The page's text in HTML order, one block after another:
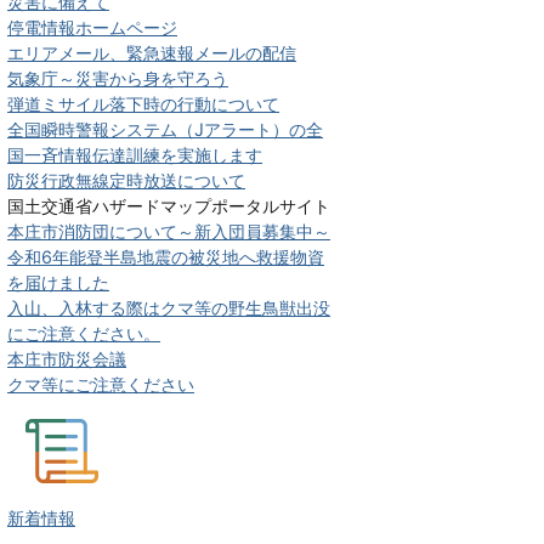
停電情報ホームページ
エリアメール、緊急速報メールの配信
気象庁～災害から身を守ろう
弾道ミサイル落下時の行動について
全国瞬時警報システム（Jアラート）の全
国一斉情報伝達訓練を実施します
防災行政無線定時放送について
国土交通省ハザードマップポータルサイト
本庄市消防団について～新入団員募集中～
令和6年能登半島地震の被災地へ救援物資
を届けました
入山、入林する際はクマ等の野生鳥獣出没
にご注意ください。
本庄市防災会議
クマ等にご注意ください
新着情報